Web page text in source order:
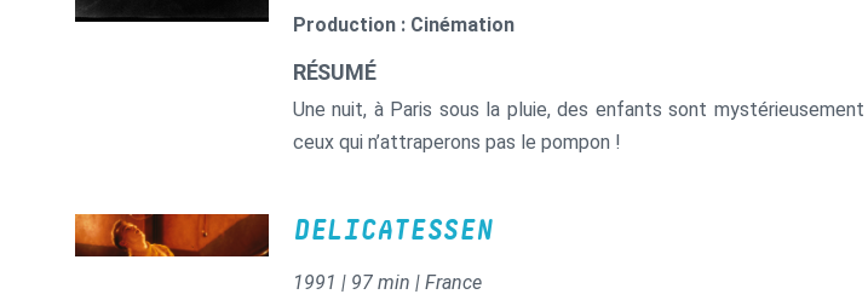
Production : Cinémation
RÉSUMÉ
Une nuit, à Paris sous la pluie, des enfants sont
ceux qui n’attraperons pas le pompon !
DELICATESSEN
1991 | 97 min | France